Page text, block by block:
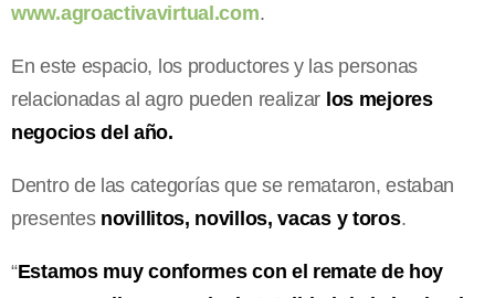
www.agroactivavirtual.com.
En este espacio, los productores y las personas
relacionadas al agro pueden realizar los mejores
negocios del año.
Dentro de las categorías que se remataron, estaban
presentes novillitos, novillos, vacas y toros.
“Estamos muy conformes con el remate de hoy